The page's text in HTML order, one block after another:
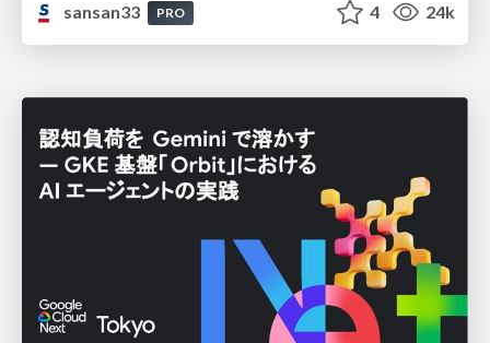
sansan33
PRO 4 24k